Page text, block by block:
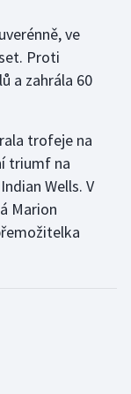
ve
Proti
a zahrála 60
trofeje na
triumf na
Wells. V
Marion